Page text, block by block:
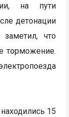
на пути
детонации
что
торможение.
15